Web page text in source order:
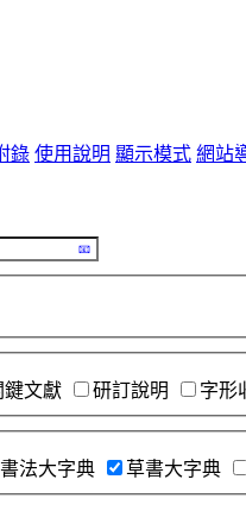
錄 使用說明 顯示模式 網站
鍵文獻 研訂說明 字形
法大字典 草書大字典